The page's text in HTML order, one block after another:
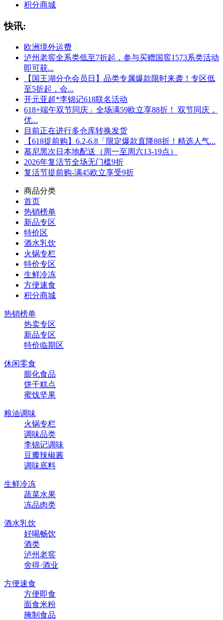
积分商城
快讯:
欧洲境外运费
泸州老窖全系类低至7折起，参与买赠国窖1573系类活动
即可获...
【国王湖分仓会员日】品类专属爆款限时来袭！专区低
至5折起，会...
开元亚超*李锦记618联名活动
618+端午双节同庆」全场满59欧立享88折！ 双节同庆，
优...
目前正在进行多仓库转换发货
【618提前购】6.2-6.8「限定爆款直降88折！精选人气...
慕尼黑次日本地配送（周一至周六13-19点）
2026年复活节全场无门槛9折
复活节提前购-满45欧立享受9折
商品分类
首页
热销榜单
新品专区
特价区
酒水乳饮
火锅专栏
特价专区
生鲜冷冻
方便速食
积分商城
热销榜单
热卖专区
新品专区
特价临期区
休闲零食
膨化食品
饼干糕点
蜜饯坚果
粮油调味
火锅专栏
调味品类
李锦记调味
豆瓣辣椒酱
调味底料
生鲜冷冻
蔬菜水果
冻品肉类
酒水乳饮
好喝畅饮
酒类
泸州老窖
舍得·酒业
方便速食
方便即食
面食米粉
腌制食品